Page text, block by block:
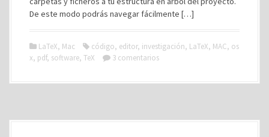
De este modo podrás navegar fácilmente […]
LaTeX, Mac código, editor, investigación, LaTeX, MAC, os
x, pdf, software, TeX 3 comentarios